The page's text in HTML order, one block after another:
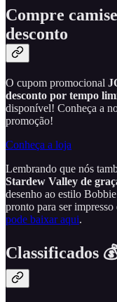
Compre
desconto
O cupom promocional
desconto por tempo
disponível! Conheça a
promoção!
Conheça a loja
Lembrando que nós
Stardew Valley de
desenho ao estilo
pronto para ser
pode baixar aqui.
Classificados